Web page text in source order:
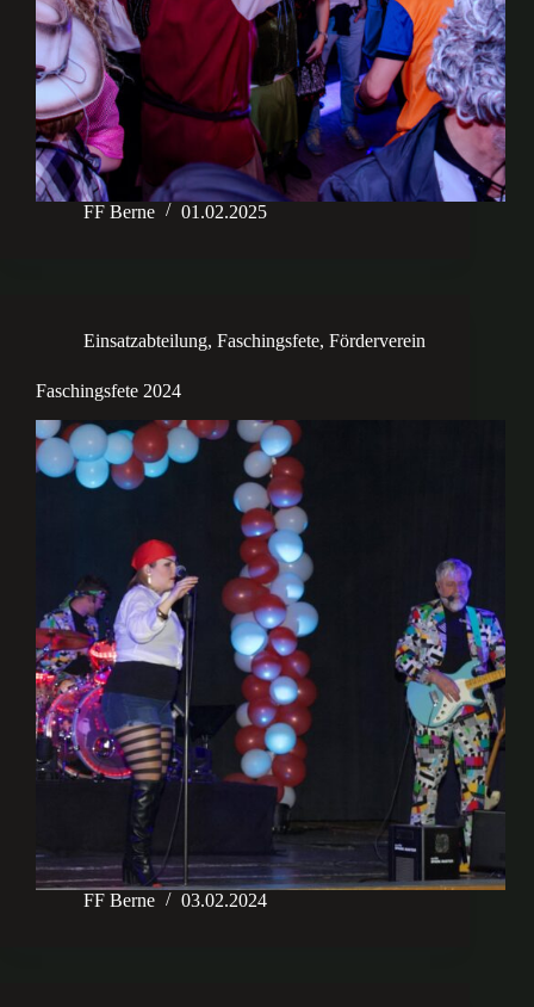
FF Berne 01.02.2025
Einsatzabteilung, Faschingsfete, Förderverein
Faschingsfete 2024
FF Berne 03.02.2024